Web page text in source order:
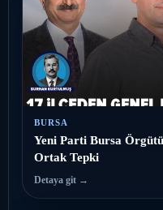
BURSA
Yeni Parti Bursa
Ortak Tepki
Detaya git →